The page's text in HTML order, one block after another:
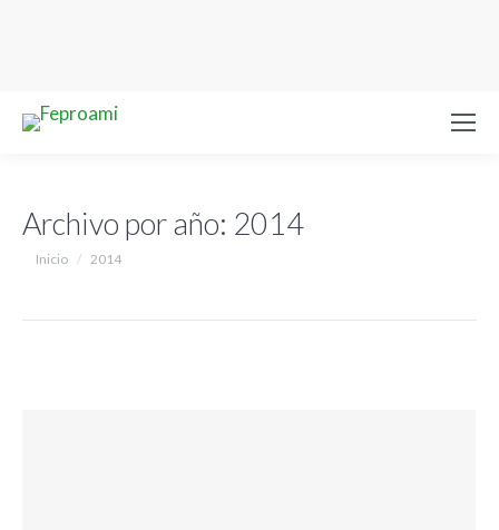
Archivo por año: 2014
Estás aquí:
Inicio 2014